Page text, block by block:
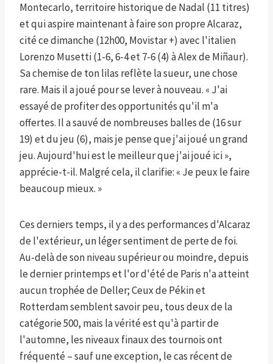
Montecarlo, territoire historique de Nadal (11 titres)
et qui aspire maintenant à faire son propre Alcaraz,
cité ce dimanche (12h00, Movistar +) avec l'italien
Lorenzo Musetti (1-6, 6-4 et 7-6 (4) à Alex de Miñaur).
Sa chemise de ton lilas reflète la sueur, une chose
rare. Mais il a joué pour se lever à nouveau. « J'ai
essayé de profiter des opportunités qu'il m'a
offertes. Il a sauvé de nombreuses balles de (16 sur
19) et du jeu (6), mais je pense que j'ai joué un grand
jeu. Aujourd'hui est le meilleur que j'ai joué ici »,
apprécie-t-il. Malgré cela, il clarifie: « Je peux le faire
beaucoup mieux. »
Ces derniers temps, il y a des performances d'Alcaraz
de l'extérieur, un léger sentiment de perte de foi.
Au-delà de son niveau supérieur ou moindre, depuis
le dernier printemps et l'or d'été de Paris n'a atteint
aucun trophée de Deller; Ceux de Pékin et
Rotterdam semblent savoir peu, tous deux de la
catégorie 500, mais la vérité est qu'à partir de
l'automne, les niveaux finaux des tournois ont
fréquenté – sauf une exception, le cas récent de